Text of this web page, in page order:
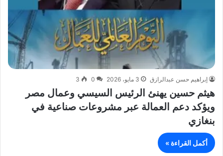
إبراهيم حسن عبدالرازق 3 مايو، 2026 0
3
هيثم حسين يهنئ الرئيس السيسي وعمال مصر
ويؤكد دعم العمالة عبر مشروعات صناعية في
بنغازي
أكمل القراءة »